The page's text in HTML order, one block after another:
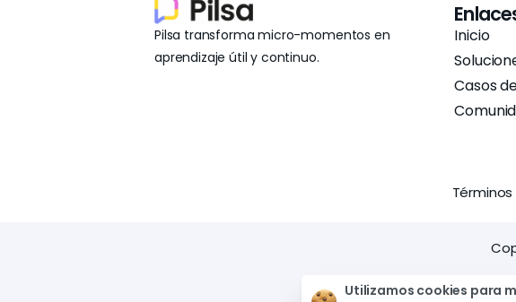
Pilsa transforma micro-momentos en
aprendizaje útil y continuo.
Inicio
Casos
Utilizamos cookies para